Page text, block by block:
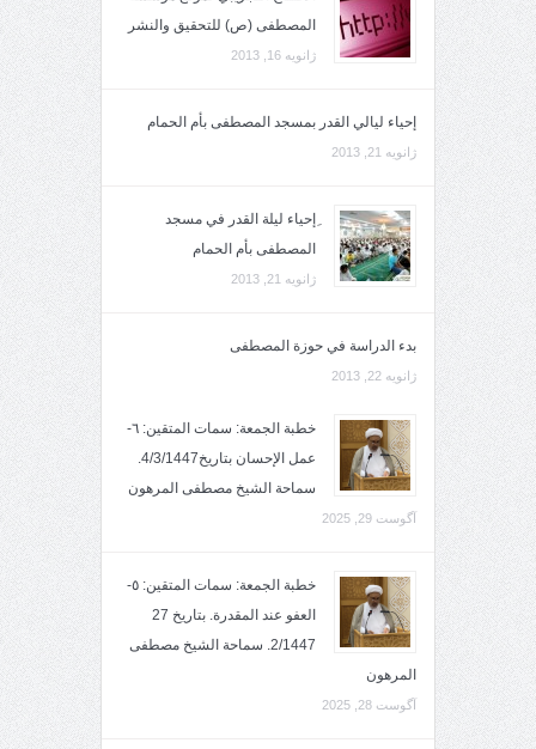
المصطفى (ص) للتحقيق والنشر
ژانویه 16, 2013
إحياء ليالي القدر بمسجد المصطفى بأم الحمام
ژانویه 21, 2013
ِإحياء ليلة القدر في مسجد
المصطفى بأم الحمام
ژانویه 21, 2013
بدء الدراسة في حوزة المصطفى
ژانویه 22, 2013
خطبة الجمعة: سمات المتقين: ٦-
عمل الإحسان بتاريخ4/3/1447.
سماحة الشيخ مصطفى المرهون
آگوست 29, 2025
خطبة الجمعة: سمات المتقين: ٥-
العفو عند المقدرة. بتاريخ 27
2/1447. سماحة الشيخ مصطفى
المرهون
آگوست 28, 2025